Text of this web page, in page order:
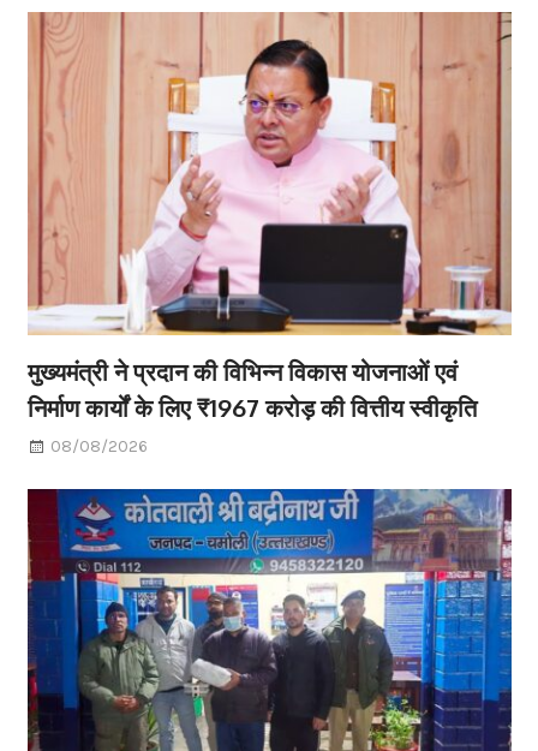
मुख्यमंत्री ने प्रदान की विभिन्न विकास योजनाओं एवं
निर्माण कार्यों के लिए ₹1967 करोड़ की वित्तीय स्वीकृति
08/08/2026